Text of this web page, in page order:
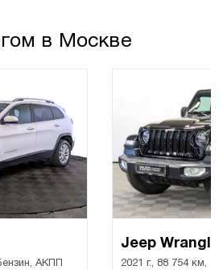
в Москве
АКПП
Jeep
2021 г., 88 754 км,